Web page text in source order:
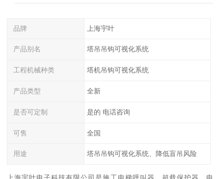
品牌 上海宇叶
产品别名 塔吊吊钩可视化系统
工程机械种类 塔机吊钩可视化系统
产品类型 全新
是否可定制 是的 电话咨询
可售 全国
用途 塔吊吊钩可视化系统、降低盲吊风险